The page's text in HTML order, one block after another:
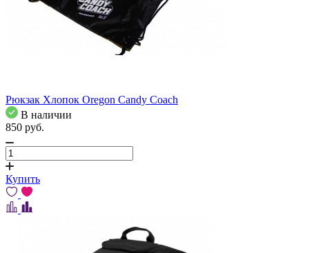
Рюкзак Хлопок Oregon Candy Coach
В наличии
850 pуб.
Купить